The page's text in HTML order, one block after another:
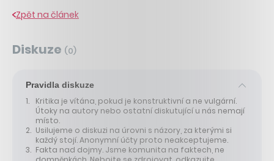
Zpět na článek
Diskuze (0)
Pravidla diskuze
Kritika je vítána, pokud je konstruktivní a ne vulgární.
Útoky na autory nebo ostatní diskutující u nás nemají
místo.
Usilujeme o diskuzi na úrovni s názory, za kterými si
každý stojí. Anonymní účty proto neakceptujeme.
Fakta nad dojmy. Jsme komunita na faktech, ne